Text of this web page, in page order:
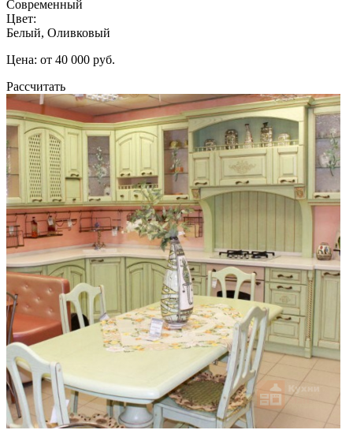
Современный
Цвет:
Белый, Оливковый
Цена: от 40 000 руб.
Рассчитать